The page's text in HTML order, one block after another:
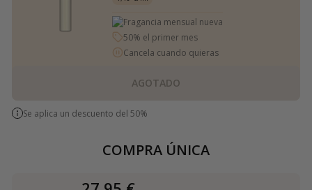
Fragancia mensual nueva
50% el primer mes
Cancela cuando quieras
AGOTADO
Se aplica un descuento del 50%
COMPRA ÚNICA